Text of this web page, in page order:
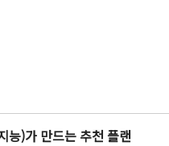
능)가 만드는 추천 플랜